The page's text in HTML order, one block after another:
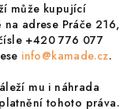
může kupující
adrese Práče 216,
+420 776 077
info@kamade.cz.
mu i náhrada
tohoto práva.